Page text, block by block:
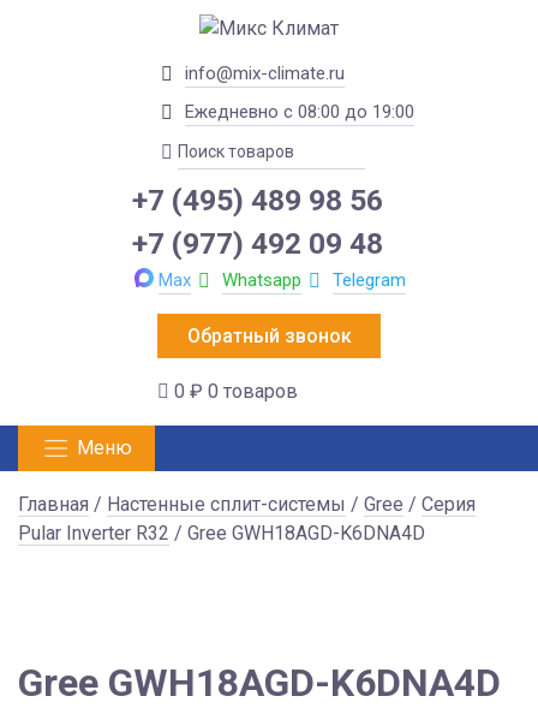
info@mix-climate.ru
Ежедневно с 08:00 до 19:00
+7 (495) 489 98 56
+7 (977) 492 09 48
Max Whatsapp Telegram
Обратный звонок
0 ₽ 0 товаров
Меню
Главная / Настенные сплит-системы / Gree / Серия
Pular Inverter R32 / Gree GWH18AGD-K6DNA4D
Gree GWH18AGD-K6DNA4D